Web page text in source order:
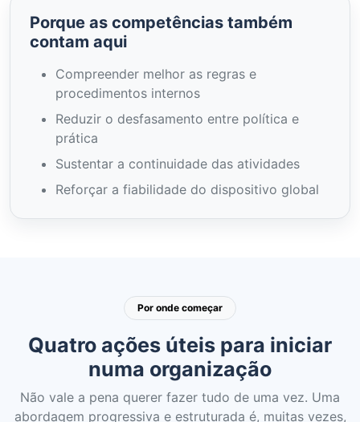
Porque as competências também
contam aqui
Compreender melhor as regras e
procedimentos internos
Reduzir o desfasamento entre política e
prática
Sustentar a continuidade das atividades
Reforçar a fiabilidade do dispositivo global
Por onde começar
Quatro ações úteis para iniciar
numa organização
Não vale a pena querer fazer tudo de uma vez. Uma
abordagem progressiva e estruturada é, muitas vezes,